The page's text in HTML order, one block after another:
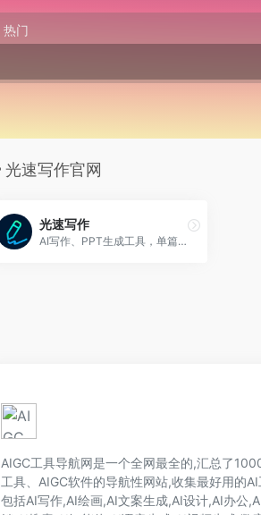
热门
光速写作官网
光速写作
AI写作、PPT生成工具，单篇最长15000字
AIGC工具导航网是一个全网最全的,汇总了
工具、AIGC软件的导航性网站,收集最好用的AI
包括AI写作,AI绘画,AI文案生成,AI设计,AI办公